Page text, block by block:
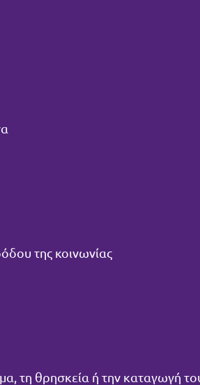
της κοινωνίας
τη θρησκεία ή την καταγωγή